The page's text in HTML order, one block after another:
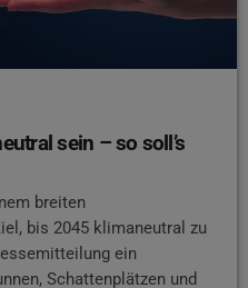
sein – so soll’s
breiten
bis 2045 klimaneutral zu
ein
Schattenplätzen und